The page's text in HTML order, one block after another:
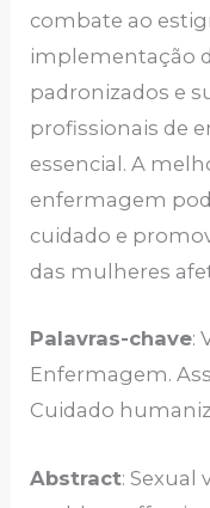
combate ao
implementação
padronizados e
profissionais de
essencial. A
enfermagem
cuidado e
das mulheres
Palavras-chave:
Enfermagem.
Cuidado
Abstract: Sexual